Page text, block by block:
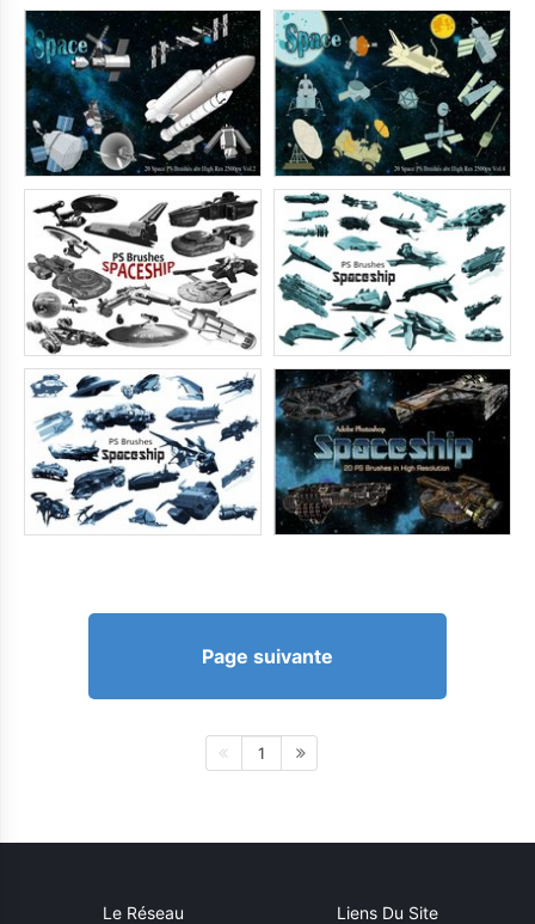
Page suivante
1
Le Réseau Liens Du Site